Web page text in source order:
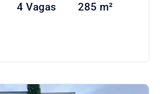
4 Vagas 285 m²